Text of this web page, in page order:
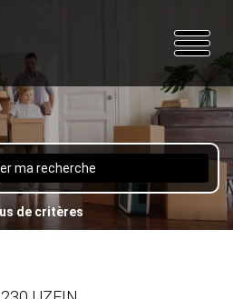
ma recherche
de critères